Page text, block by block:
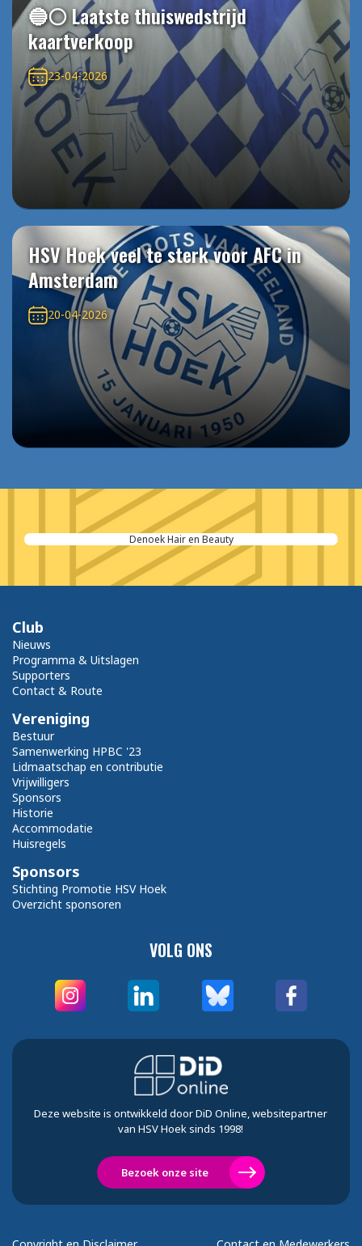
🔵⚪️ Laatste thuiswedstrijd
kaartverkoop
23-04-2026
HSV Hoek veel te sterk voor AFC in
Amsterdam
20-04-2026
Denoek Hair en Beauty
VOLG ONS
Club
Nieuws
Programma & Uitslagen
Supporters
Contact & Route
Vereniging
Bestuur
Samenwerking HPBC '23
Lidmaatschap en contributie
Vrijwilligers
Sponsors
Historie
Accommodatie
Huisregels
Sponsors
Stichting Promotie HSV Hoek
Overzicht sponsoren
Deze website is ontwikkeld door DiD Online, websitepartner
van HSV Hoek sinds 1998!
Bezoek onze site